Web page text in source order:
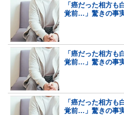
「癌だった相方も
覚前…」驚きの事
「癌だった相方も
覚前…」驚きの事
「癌だった相方も
覚前…」驚きの事